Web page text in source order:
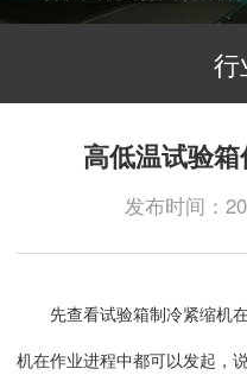
行
高低温试验
发布时间：
先查看试验箱制冷紧缩机
机在作业进程中都可以发起，